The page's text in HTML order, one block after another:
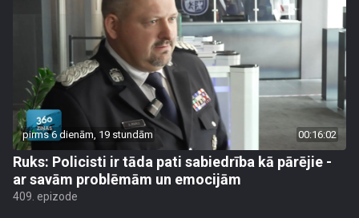
pirms 6 dienām, 19 stundām 00:16:02
Ruks: Policisti ir tāda pati sabiedrība kā pārējie -
ar savām problēmām un emocijām
409. epizode